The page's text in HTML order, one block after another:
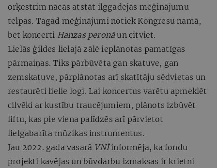
orķestrim nācās atstāt ilggadējās mēģinājumu
telpas. Tagad mēģinājumi notiek Kongresu namā,
bet koncerti Hanzas peronāun citviet.
Lielās ģildes lielajā zālē ieplānotas pamatīgas
pārmaiņas. Tiks pārbūvēta gan skatuve, gan
zemskatuve, pārplānotas arī skatītāju sēdvietas un
restaurēti lielie logi. Lai koncertus varētu apmeklēt
cilvēki ar kustību traucējumiem, plānots izbūvēt
liftu, kas pie viena palīdzēs arī pārvietot
lielgabarīta mūzikas instrumentus.
Jau 2022. gada vasarā VNĪinformēja, ka fondu
projekti kavējas un būvdarbu izmaksas ir krietni